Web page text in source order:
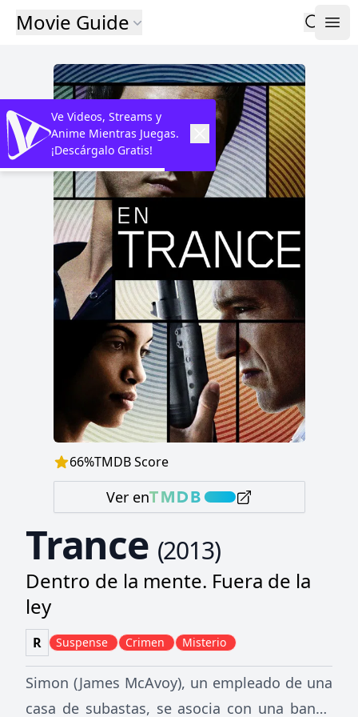
Movie Guide
66%TMDB Score
Ver en
Trance (2013)
Dentro de la mente. Fuera de la
ley
R Suspense Crimen Misterio
Simon (James McAvoy), un empleado de una
casa de subastas, se asocia con una banda
Ve Videos, Streams y
Anime Mientras Juegas.
¡Descárgalo Gratis!